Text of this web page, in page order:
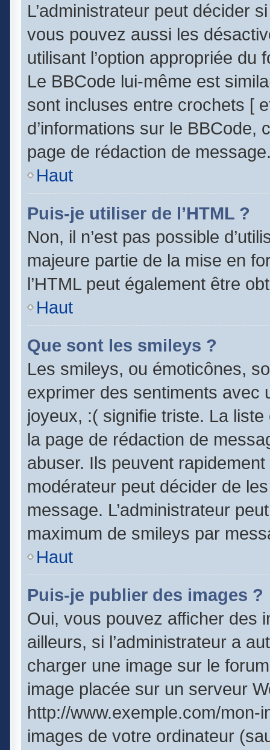
L’administrateur peut décider
vous pouvez aussi les
utilisant l’option appropriée
Le BBCode lui-même est
sont incluses entre crochets [
d’informations sur le BBCode,
page de rédaction de
Haut
Puis-je utiliser de l’HTML ?
Non, il n’est pas possible
majeure partie de la mise en
l’HTML peut également être
Haut
Que sont les smileys ?
Les smileys, ou émoticônes,
exprimer des sentiments avec
joyeux, :( signifie triste. La
la page de rédaction de
abuser. Ils peuvent
modérateur peut décider de
message. L’administrateur
maximum de smileys par
Haut
Puis-je publier des images ?
Oui, vous pouvez afficher des
ailleurs, si l’administrateur a
charger une image sur le
image placée sur un serveur
http://www.exemple.com/
images de votre ordinateur